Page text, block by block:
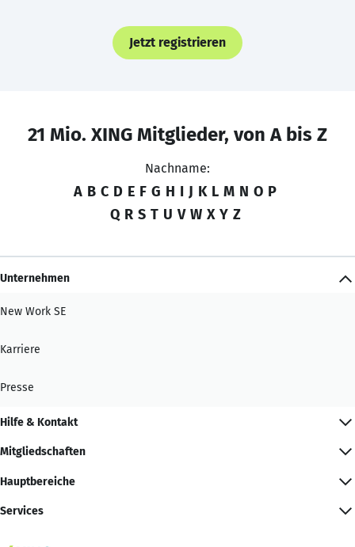
Jetzt registrieren
21 Mio. XING Mitglieder, von A bis Z
Nachname:
A B C D E F G H I J K L M N O P
Q R S T U V W X Y Z
Unternehmen
New Work SE
Karriere
Presse
Hilfe & Kontakt
Mitgliedschaften
Hauptbereiche
Services